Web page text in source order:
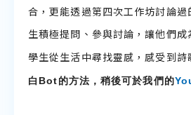
合，更能透過第四次工作坊討論過
生積極提問、參與討論，讓他們
學生從生活中尋找靈感，感受到詩
白 Bot 的方法，稍後可於我們的